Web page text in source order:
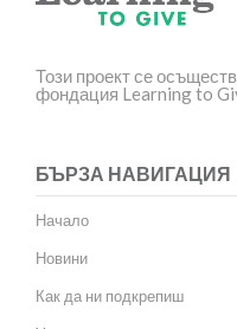
Този проект се
фондация Learning to
БЪРЗА НАВИГАЦИЯ
Начало
Новини
Как да ни подкрепиш